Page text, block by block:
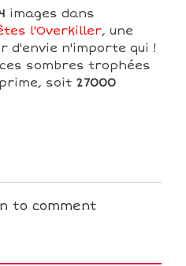
images dans
l'Overkiller, une
d'envie n'importe qui !
sombres trophées
soit 27000
to comment